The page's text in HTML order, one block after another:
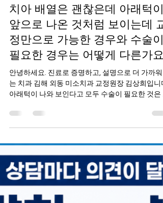
미소치과
7월 13일
2분 분량
치아 배열은 괜찮은데 아래턱이
앞으로 나온 것처럼 보이는데 교
정만으로 가능한 경우와 수술이
필요한 경우는 어떻게 다른가요
는 치과 김해 외동 미소치과 교정원장 김상희입니
아래턱이 나와 보인다고 모두 수술이 필요한 것은
닙니다 상담을 하다 보면 이런 말씀을 자주 듣습니
​ "치아는 크게 삐뚤지 않은데 아래턱이 앞으로 나온
것 같아요." "주걱턱처럼 보이는데 꼭 수술해야 하나
요?" "교정만으로도 좋아질 수 있다는 이야기를 들